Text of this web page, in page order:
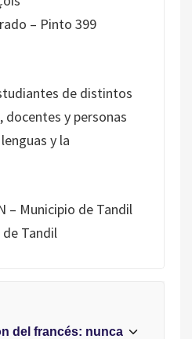
– Pinto 399
de distintos
docentes y personas
y la
– Municipio de Tandil
de Tandil
del francés: nunca